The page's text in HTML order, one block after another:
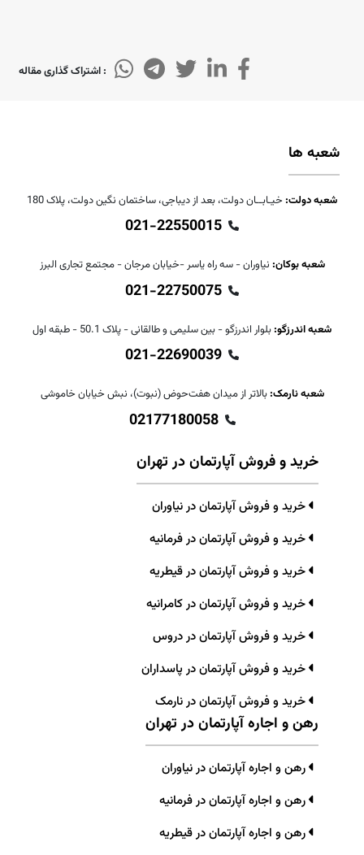
: اشتراک گذاری مقاله
شعبه ها
شعبه دولت: خیـابــان دولت، بعد از دیباجی، ساختمان نگین دولت، پلاک 180
021-22550015
شعبه بوکان: نیاوران - سه راه یاسر -خیابان مرجان - مجتمع تجاری البرز
021-22750075
شعبه اندرزگو: بلوار اندرزگو - بین سلیمی و طالقانی - پلاک 50.1 - طبقه اول
021-22690039
شعبه نارمک: بالاتر از میدان هفت‌حوض (نبوت)، نبش خیابان خاموشی
02177180058
خرید و فروش آپارتمان در تهران
خرید و فروش آپارتمان در نیاوران
خرید و فروش آپارتمان در فرمانیه
خرید و فروش آپارتمان در قیطریه
خرید و فروش آپارتمان در کامرانیه
خرید و فروش آپارتمان در دروس
خرید و فروش آپارتمان در پاسداران
خرید و فروش آپارتمان در نارمک
رهن و اجاره آپارتمان در تهران
رهن و اجاره آپارتمان در نیاوران
رهن و اجاره آپارتمان در فرمانیه
رهن و اجاره آپارتمان در قیطریه